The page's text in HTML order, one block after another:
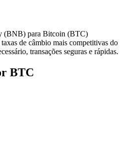
(BNB) para Bitcoin (BTC)
de câmbio mais competitivas do
transações seguras e rápidas.
BTC